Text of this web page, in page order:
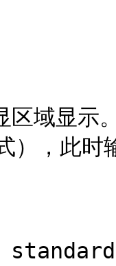
区域显
），此时